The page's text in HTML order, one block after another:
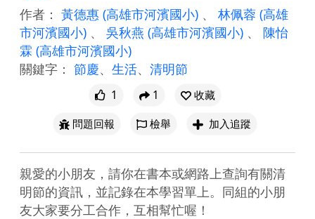
作者： 黃德惠 (高雄市河濱國小) 、 林佩蓉 (高雄
市河濱國小) 、 吳秋燕 (高雄市河濱國小) 、 陳怡
霖 (高雄市河濱國小)
關鍵字： 節慶、 生活、 清明節
1 1
收藏
問題回報
檢舉 加入追蹤
親愛的小朋友，請你在書本或網路上查詢有關清
明節的資訊，並記錄在本學習單上。同組的小朋
友大家要分工合作，互相幫忙喔！